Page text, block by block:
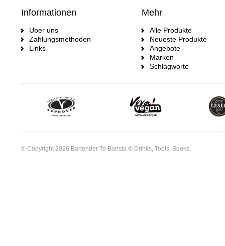
Informationen
Uber uns
Zahlungsmethoden
Links
Mehr
Alle Produkte
Neueste Produkte
Angebote
Marken
Schlagworte
© Copyright 2026 Bartender To Barista ® Drinks, Tools, Books.